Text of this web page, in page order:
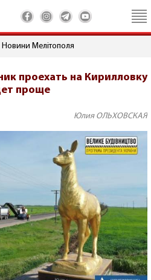
Новини Мелітополя
проехать на Кирилловку
проще
Юлия ОЛЬХОВСКАЯ